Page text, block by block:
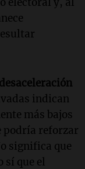
desaceleración
indican
más bajos
podría reforzar
significa que
sí que el